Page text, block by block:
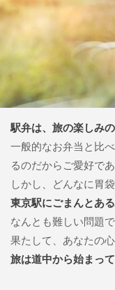
駅弁は、旅の楽しみの
一般的なお弁当と比
るのだからご愛好であ
しかし、どんなに胃
東京駅にごまんとあ
なんとも難しい問題で
果たして、あなたの
旅は道中から始まって